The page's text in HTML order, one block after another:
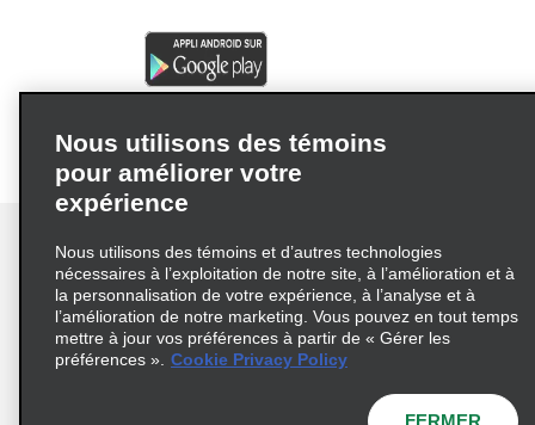
Conditions d’utilisation
Politique de confidentialité
Politique sur les fichiers témoins
Nous utilisons des témoins
pour améliorer votre
expérience
Nous utilisons des témoins et d’autres technologies
nécessaires à l’exploitation de notre site, à l’amélioration et à
la personnalisation de votre expérience, à l’analyse et à
l’amélioration de notre marketing. Vous pouvez en tout temps
mettre à jour vos préférences à partir de « Gérer les
préférences ». Cookie Privacy Policy
FERMER